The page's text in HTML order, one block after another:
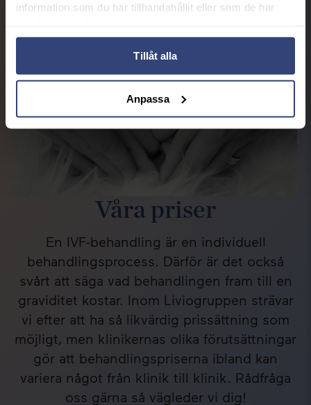
information som du har tillhandahållit eller som de har
Tillåt alla
Anpassa
Våra priser
En IVF-behandling är en individuell
behandlingsprocess. Därför är det också
svårt att säga vad behandlingen fram till en
graviditet kostar. Inom Liviogruppen strävar
vi efter att ha så likvärdig prissättning som
möjligt, men klinikernas olika förutsättningar
gör att behandlingspriserna ibland kan
variera något från klinik till klinik. Rådfråga
oss gärna så vägleder vi dig!